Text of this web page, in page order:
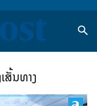
ສັ້ນທາງ